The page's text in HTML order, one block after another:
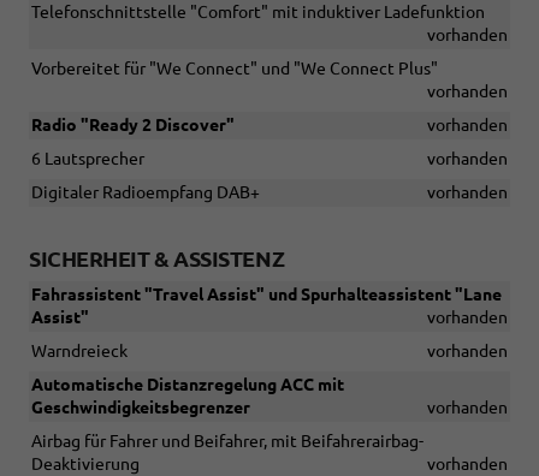
Telefonschnittstelle "Comfort" mit induktiver Ladefunktion
vorhanden
Vorbereitet für "We Connect" und "We Connect Plus"
vorhanden
Radio "Ready 2 Discover"
vorhanden
6 Lautsprecher
vorhanden
Digitaler Radioempfang DAB+
vorhanden
SICHERHEIT & ASSISTENZ
Fahrassistent "Travel Assist" und Spurhalteassistent "Lane
Assist"
vorhanden
Warndreieck
vorhanden
Automatische Distanzregelung ACC mit
Geschwindigkeitsbegrenzer
vorhanden
Airbag für Fahrer und Beifahrer, mit Beifahrerairbag-
Deaktivierung
vorhanden